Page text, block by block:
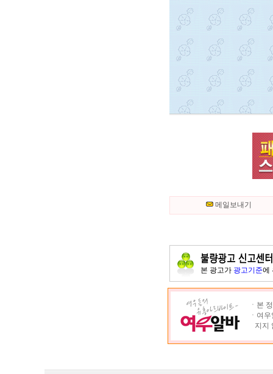
메일보내기
본 광고가 광고기준에
ㆍ본
ㆍ여
지지